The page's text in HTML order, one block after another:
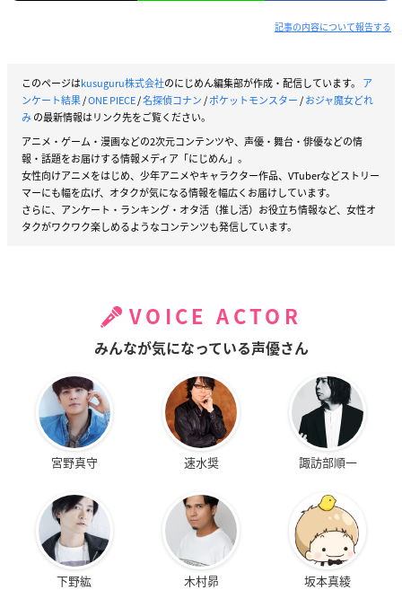
記事の内容について報告する
このページはkusuguru株式会社のにじめん編集部が作成・配信しています。 ア
ンケート結果/ONE PIECE/名探偵コナン/ポケットモンスター/おジャ魔女どれ
みの最新情報はリンク先をご覧ください。
アニメ・ゲーム・漫画などの2次元コンテンツや、声優・舞台・俳優などの情
報・話題をお届けする情報メディア「にじめん」。
女性向けアニメをはじめ、少年アニメやキャラクター作品、VTuberなどストリー
マーにも幅を広げ、オタクが気になる情報を幅広くお届けしています。
さらに、アンケート・ランキング・オタ活（推し活）お役立ち情報など、女性オ
タクがワクワク楽しめるようなコンテンツも発信しています。
VOICE ACTOR
みんなが気になっている声優さん
宮野真守 速水奨 諏訪部順一
下野紘 木村昴 坂本真綾